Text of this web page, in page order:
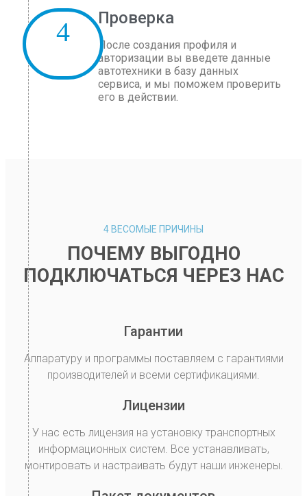
Проверка
После создания профиля и
авторизации вы введете данные
автотехники в базу данных
сервиса, и мы поможем проверить
его в действии.
4 ВЕСОМЫЕ ПРИЧИНЫ
ПОЧЕМУ ВЫГОДНО
ПОДКЛЮЧАТЬСЯ ЧЕРЕЗ НАС
Гарантии
Аппаратуру и программы поставляем с гарантиями
производителей и всеми сертификациями.
Лицензии
У нас есть лицензия на установку транспортных
информационных систем. Все устанавливать,
монтировать и настраивать будут наши инженеры.